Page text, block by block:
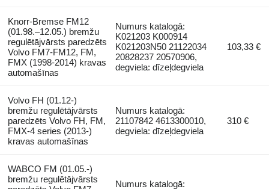
Knorr-Bremse FM12
(01.98.–12.05.) bremžu
regulētājvārsts paredzēts
Volvo FM7-FM12, FM,
FMX (1998-2014) kravas
automašīnas
Numurs katalogā:
K021203 K000914
K021203N50 21122034
20828237 20570906,
degviela: dīzeļdegviela
103,33 €
Volvo FH (01.12-)
bremžu regulētājvārsts
paredzēts Volvo FH, FM,
FMX-4 series (2013-)
kravas automašīnas
Numurs katalogā:
21107842 4613300010,
degviela: dīzeļdegviela
310 €
WABCO FM (01.05.-)
bremžu regulētājvārsts
Numurs katalogā: